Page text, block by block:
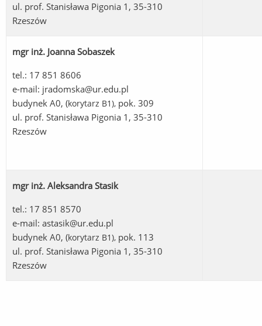
ul. prof. Stanisława Pigonia 1, 35-310
Rzeszów
mgr inż. Joanna Sobaszek
tel.: 17 851 8606
e-mail: jradomska@ur.edu.pl
budynek A0, (korytarz B1), pok. 309
ul. prof. Stanisława Pigonia 1, 35-310
Rzeszów
mgr inż. Aleksandra Stasik
tel.: 17 851 8570
e-mail: astasik@ur.edu.pl
budynek A0, (korytarz B1), pok. 113
ul. prof. Stanisława Pigonia 1, 35-310
Rzeszów